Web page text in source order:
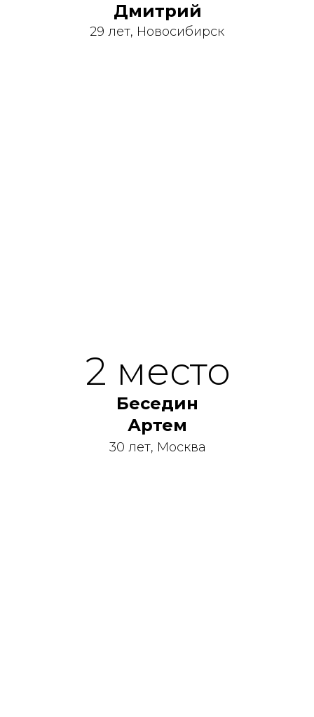
Дмитрий
29 лет, Новосибирск
Беседин
Артем
30 лет, Москва
2 место